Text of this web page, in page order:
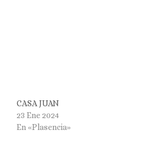
CASA JUAN
23 Ene 2024
En «Plasencia»